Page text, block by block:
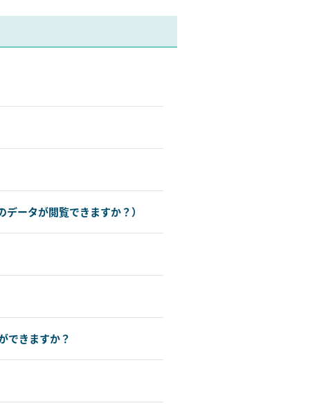
ータが閲覧できますか？）
できますか？